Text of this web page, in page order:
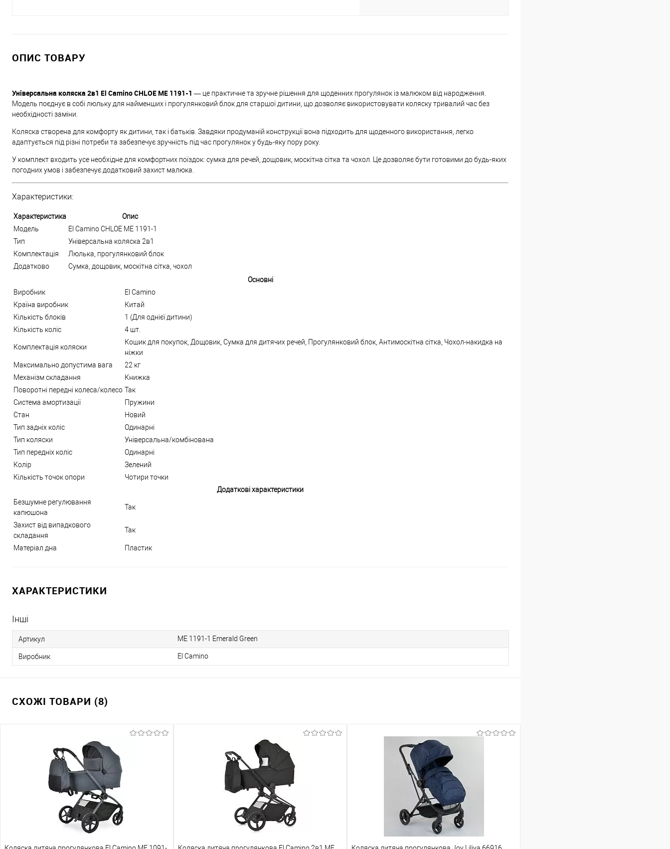
ОПИС ТОВАРУ
Універсальна коляска 2в1 El Camino CHLOE ME 1191-1 — це практичне та зручне рішення для щоденних прогулянок із малюком від народження.
Модель поєднує в собі люльку для найменших і прогулянковий блок для старшої дитини, що дозволяє використовувати коляску тривалий час без
необхідності заміни.
Коляска створена для комфорту як дитини, так і батьків. Завдяки продуманій конструкції вона підходить для щоденного використання, легко
адаптується під різні потреби та забезпечує зручність під час прогулянок у будь-яку пору року.
У комплект входить усе необхідне для комфортних поїздок: сумка для речей, дощовик, москітна сітка та чохол. Це дозволяє бути готовими до будь-яких
погодних умов і забезпечує додатковий захист малюка.
Характеристики:
Характеристика
Опис
Модель
El Camino CHLOE ME 1191-1
Тип
Універсальна коляска 2в1
Комплектація
Люлька, прогулянковий блок
Додатково
Сумка, дощовик, москітна сітка, чохол
Основні
Виробник
El Camino
Країна виробник
Китай
Кількість блоків
1 (Для однієї дитини)
Кількість коліс
4 шт.
Комплектація коляски
Кошик для покупок, Дощовик, Сумка для дитячих речей, Прогулянковий блок, Антимоскітна сітка, Чохол-накидка на
ніжки
Максимально допустима вага
22 кг
Механізм складання
Книжка
Поворотні передні колеса/колесо Так
Система амортизації
Пружини
Стан
Новий
Тип задніх коліс
Одинарні
Тип коляски
Універсальна/комбінована
Тип передніх коліс
Одинарні
Колір
Зелений
Кількість точок опори
Чотири точки
Додаткові характеристики
Безшумне регулювання
капюшона
Так
Захист від випадкового
складання
Так
Матеріал дна Пластик
ХАРАКТЕРИСТИКИ
Інші
Артикул ME 1191-1 Emerald Green
Виробник El Camino
СХОЖІ ТОВАРИ (8)